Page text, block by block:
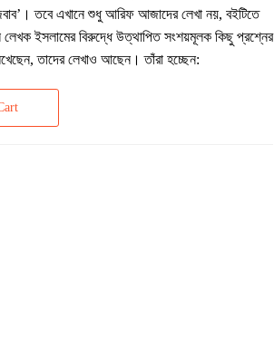
তবে এখানে শুধু আরিফ আজাদের লেখা নয়, বইটিতে
লেখক ইসলামের বিরুদ্ধে উত্থাপিত সংশয়মূলক কিছু প্রশ্নের
তাদের লেখাও আছেন। তাঁরা হচ্ছেন: